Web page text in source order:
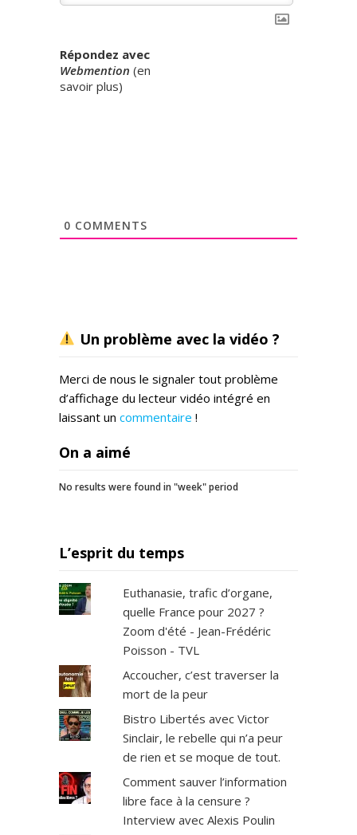
Répondez avec
Webmention (en
savoir plus)
0 COMMENTS
Un problème avec la vidéo ?
Merci de nous le signaler tout problème
d’affichage du lecteur vidéo intégré en
laissant un commentaire !
On a aimé
No results were found in "week" period
L’esprit du temps
Euthanasie, trafic d’organe,
quelle France pour 2027 ?
Zoom d'été - Jean-Frédéric
Poisson - TVL
Accoucher, c’est traverser la
mort de la peur
Bistro Libertés avec Victor
Sinclair, le rebelle qui n’a peur
de rien et se moque de tout.
Comment sauver l’information
libre face à la censure ?
Interview avec Alexis Poulin